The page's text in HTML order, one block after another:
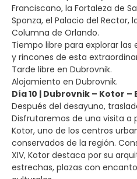
Franciscano, la Fortaleza de
Sponza, el Palacio del Rector,
Columna de Orlando.
Tiempo libre para explorar las
y rincones de esta
Tarde libre en Dubrovnik.
Alojamiento en Dubrovnik.
Día 10 | Dubrovnik – Kotor –
Después del desayuno,
Disfrutaremos de una visita a
Kotor, uno de los centros
conservados de la región.
XIV, Kotor destaca por su
estrechas, plazas con